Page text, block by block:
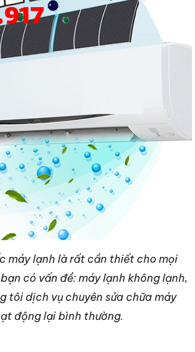
máy lạnh là rất cần thiết cho mọi
có vấn đề: máy lạnh không lạnh,
tôi dịch vụ chuyên sửa chữa máy
động lại bình thường.